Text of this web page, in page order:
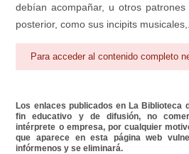
debían acompañar, u otros
posterior, como sus incipits
Para acceder al contenido completo
Los enlaces publicados en La Biblioteca
fin educativo y de difusión, no
intérprete o empresa, por cualquier
que aparece en esta página web
infórmenos y se eliminará.